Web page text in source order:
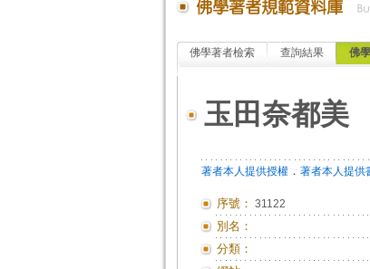
佛學著者檢索 查詢結果 佛
玉田奈都美
著者本人提供授權． 著者本人提供
序號： 31122
別名：
分類：